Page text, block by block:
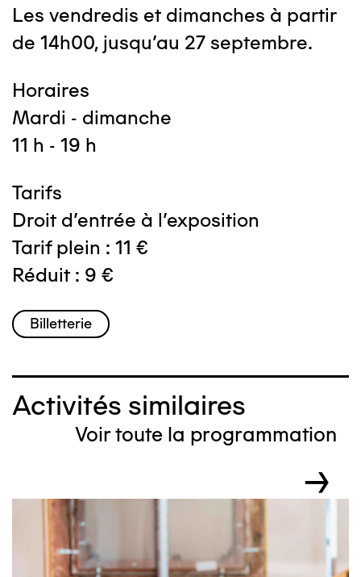
Les vendredis et dimanches à partir
de 14h00, jusqu'au 27 septembre.
Horaires
Mardi - dimanche
11 h - 19 h
Tarifs
Droit d'entrée à l'exposition
Tarif plein : 11 €
Réduit : 9 €
Billetterie
Activités similaires
Voir toute la programmation
→
Image